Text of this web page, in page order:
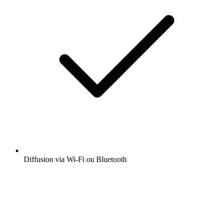
Diffusion via Wi-Fi ou Bluetooth